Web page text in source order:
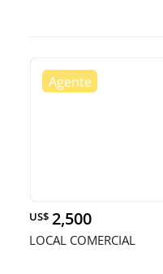
US$ 2,500
LOCAL COMERCIAL